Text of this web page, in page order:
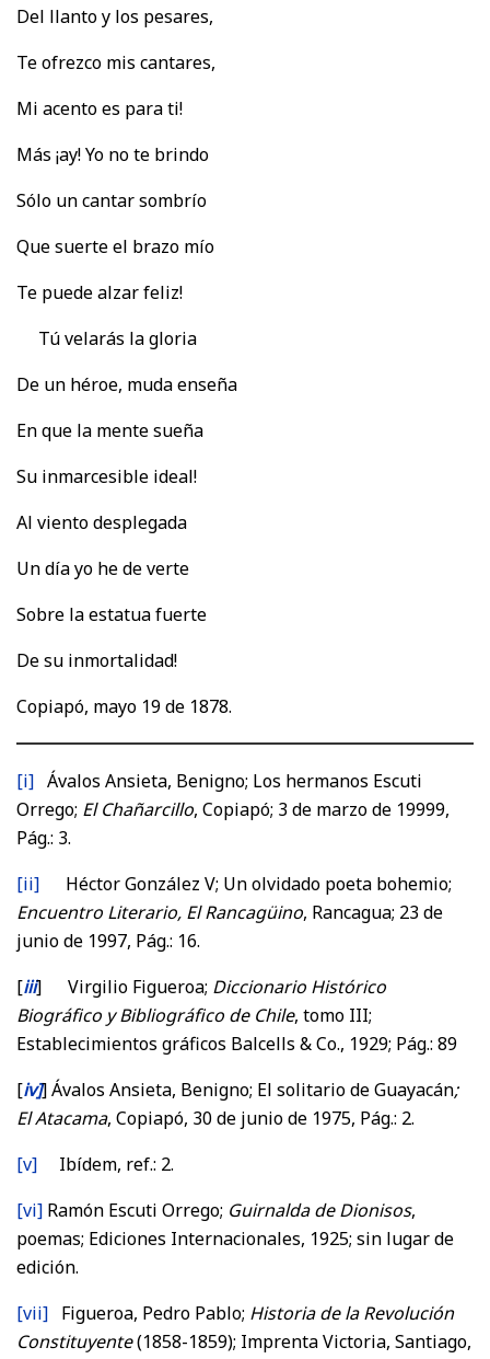
Del llanto y los pesares,
Te ofrezco mis cantares,
Mi acento es para ti!
Más ¡ay! Yo no te brindo
Sólo un cantar sombrío
Que suerte el brazo mío
Te puede alzar feliz!
Tú velarás la gloria
De un héroe, muda enseña
En que la mente sueña
Su inmarcesible ideal!
Al viento desplegada
Un día yo he de verte
Sobre la estatua fuerte
De su inmortalidad!
Copiapó, mayo 19 de 1878.
[i] Ávalos Ansieta, Benigno; Los hermanos Escuti
Orrego; El Chañarcillo, Copiapó; 3 de marzo de 19999,
Pág.: 3.
[ii] Héctor González V; Un olvidado poeta bohemio;
Encuentro Literario, El Rancagüino, Rancagua; 23 de
junio de 1997, Pág.: 16.
[iii] Virgilio Figueroa; Diccionario Histórico
Biográfico y Bibliográfico de Chile, tomo III;
Establecimientos gráficos Balcells & Co., 1929; Pág.: 89
[iv]] Ávalos Ansieta, Benigno; El solitario de Guayacán;
El Atacama, Copiapó, 30 de junio de 1975, Pág.: 2.
[v] Ibídem, ref.: 2.
[vi] Ramón Escuti Orrego; Guirnalda de Dionisos,
poemas; Ediciones Internacionales, 1925; sin lugar de
edición.
[vii] Figueroa, Pedro Pablo; Historia de la Revolución
Constituyente(1858-1859); Imprenta Victoria, Santiago,